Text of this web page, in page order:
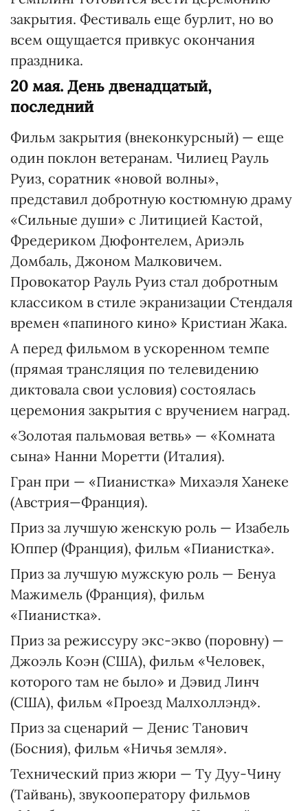
закрытия. Фестиваль еще бурлит, но во
всем ощущается привкус окончания
праздника.
20 мая. День двенадцатый,
последний
Фильм закрытия (внеконкурсный) — еще
один поклон ветеранам. Чилиец Рауль
Руиз, соратник «новой волны»,
представил добротную костюмную драму
«Сильные души» с Литицией Кастой,
Фредериком Дюфонтелем, Ариэль
Домбаль, Джоном Малковичем.
Провокатор Рауль Руиз стал добротным
классиком в стиле экранизации Стендаля
времен «папиного кино» Кристиан Жака.
А перед фильмом в ускоренном темпе
(прямая трансляция по телевидению
диктовала свои условия) состоялась
церемония закрытия с вручением наград.
«Золотая пальмовая ветвь» — «Комната
сына» Нанни Моретти (Италия).
Гран при — «Пианистка» Михаэля Ханеке
(Австрия—Франция).
Приз за лучшую женскую роль — Изабель
Юппер (Франция), фильм «Пианистка».
Приз за лучшую мужскую роль — Бенуа
Мажимель (Франция), фильм
«Пианистка».
Приз за режиссуру экс-экво (поровну) —
Джоэль Коэн (США), фильм «Человек,
которого там не было» и Дэвид Линч
(США), фильм «Проезд Малхоллэнд».
Приз за сценарий — Денис Танович
(Босния), фильм «Ничья земля».
Технический приз жюри — Ту Дуу-Чину
(Тайвань), звукооператору фильмов